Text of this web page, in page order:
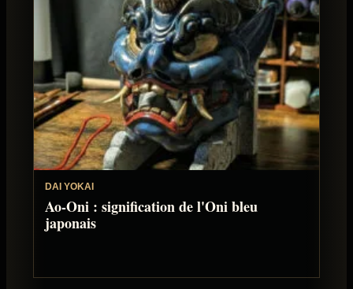
DAI YOKAI
Ao-Oni : signification de l'Oni bleu
japonais